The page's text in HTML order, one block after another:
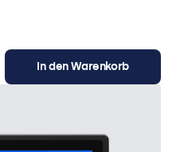
In den Warenkorb